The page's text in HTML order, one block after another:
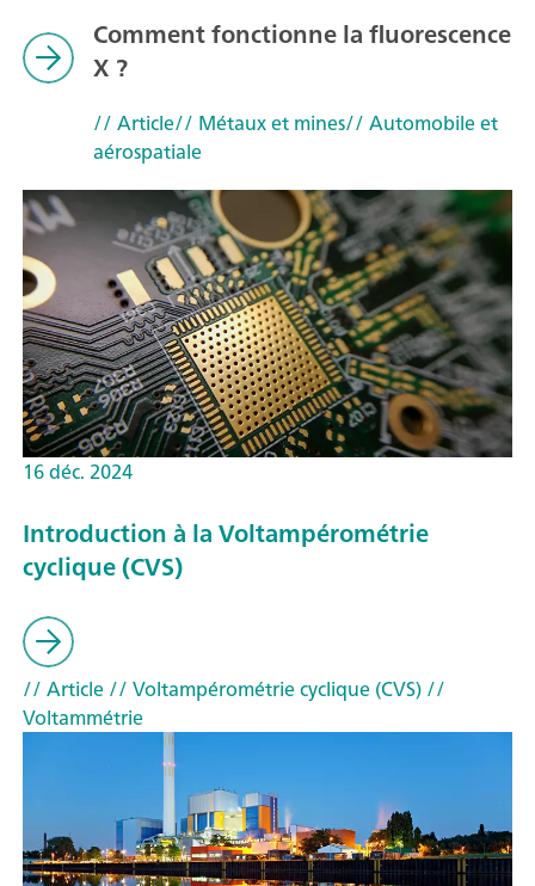
Comment fonctionne la fluorescence
X ?
// Article// Métaux et mines// Automobile et
aérospatiale
16 déc. 2024
Introduction à la Voltampérométrie
cyclique (CVS)
// Article// Voltampérométrie cyclique (CVS)//
Voltammétrie